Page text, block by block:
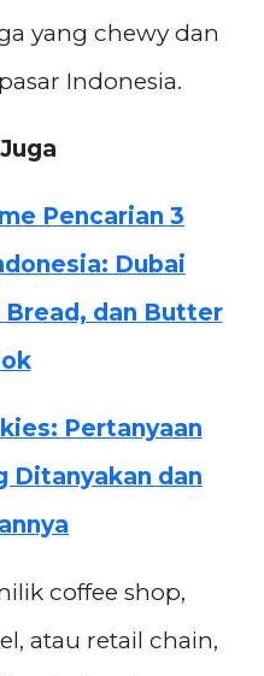
yang chewy dan
Indonesia.
Pencarian 3
Dubai
Bread, dan Butter
Pertanyaan
Ditanyakan dan
coffee shop,
atau retail chain,